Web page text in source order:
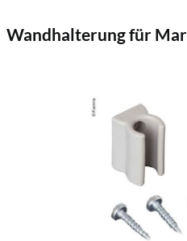
Wandhalterung für